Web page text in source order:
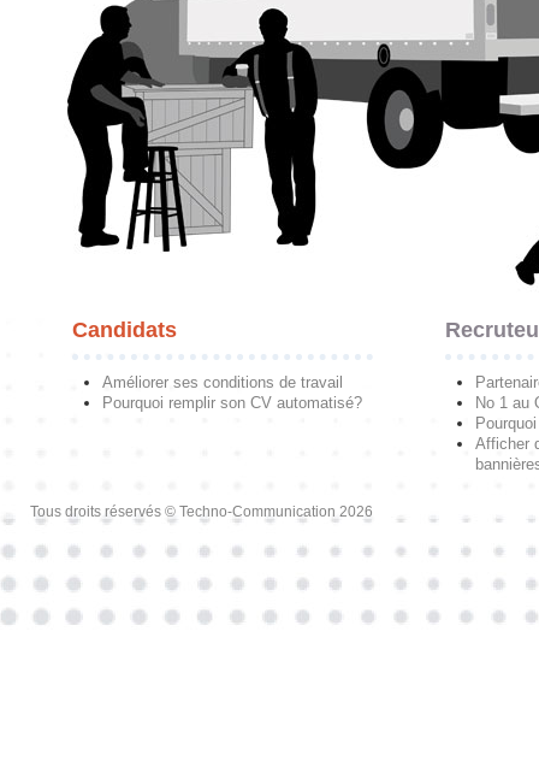
Candidats
Améliorer ses conditions de travail
Pourquoi remplir son CV automatisé?
No 1 au
Afficher
Tous droits réservés © Techno-Communication 2026